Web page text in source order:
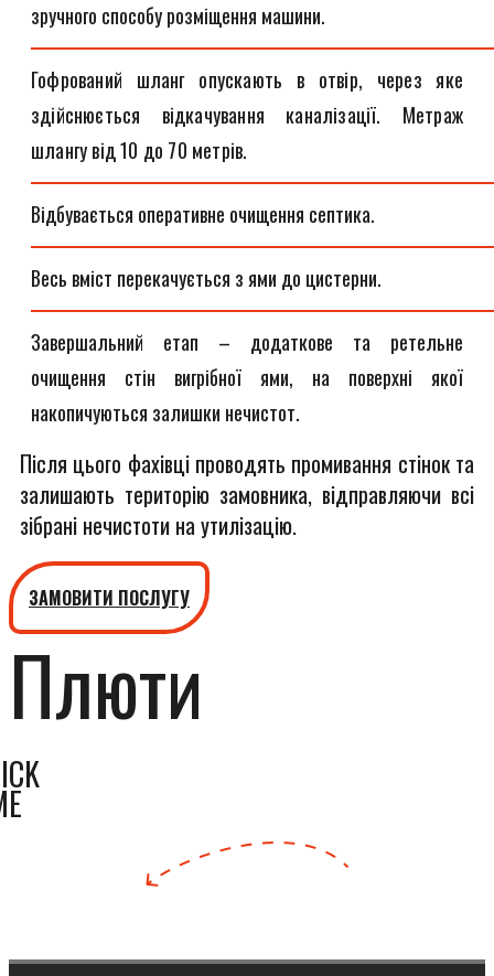
зручного способу розміщення машини.
Гофрований шланг опускають в отвір, через яке
здійснюється відкачування каналізації. Метраж
шлангу від 10 до 70 метрів.
Відбувається оперативне очищення септика.
Весь вміст перекачується з ями до цистерни.
Завершальний етап – додаткове та ретельне
очищення стін вигрібної ями, на поверхні якої
накопичуються залишки нечистот.
Після цього фахівці проводять промивання стінок та
залишають територію замовника, відправляючи всі
зібрані нечистоти на утилізацію.
ЗАМОВИТИ ПОСЛУГУ
Плюти